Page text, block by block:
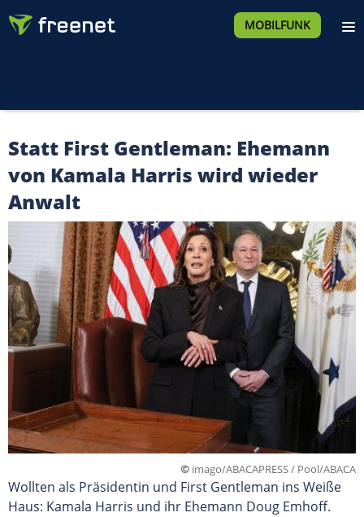
MOBILFUNK
Statt First Gentleman: Ehemann
von Kamala Harris wird wieder
Anwalt
© imago/ABACAPRESS / Pool/ABACA
Wollten als Präsidentin und First Gentleman ins Weiße
Haus: Kamala Harris und ihr Ehemann Doug Emhoff.